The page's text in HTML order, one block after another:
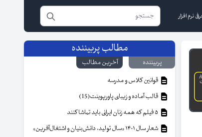
نرم افزار
مطالب پربیننده
پربیننده
آخرین مطالب
قوانین کلاس و مدرسه
قالب آماده و زیبای پاورپوینت(15)
شعار سال ۱۴۰۱ «سال تولید، دانش‌بنیان و اشتغال‌آفرین»